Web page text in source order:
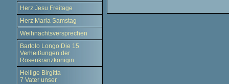
Herz Jesu Freitage
Herz Maria Samstag
Weihnachtsversprechen
Bartolo Longo Die 15
Verheißungen der
Rosenkranzkönigin
Heilige Birgitta
7 Vater unser